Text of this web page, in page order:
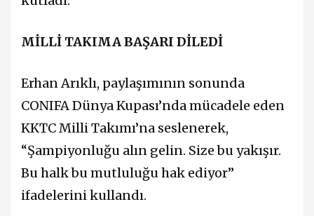
MİLLİ TAKIMA BAŞARI DİLEDİ
Erhan Arıklı, paylaşımının sonunda
CONIFA Dünya Kupası’nda mücadele eden
KKTC Milli Takımı’na seslenerek,
“Şampiyonluğu alın gelin. Size bu yakışır.
Bu halk bu mutluluğu hak ediyor”
ifadelerini kullandı.